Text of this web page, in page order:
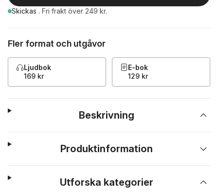
Skickas . Fri frakt över 249 kr.
Fler format och utgåvor
Ljudbok
169 kr
E-bok
129 kr
Beskrivning
Produktinformation
Utforska kategorier